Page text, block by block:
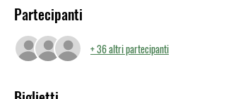
Partecipanti
+ 36 altri partecipanti